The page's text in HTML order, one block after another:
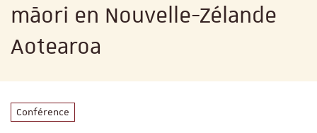
māori en Nouvelle-Zélande
Aotearoa
Conférence